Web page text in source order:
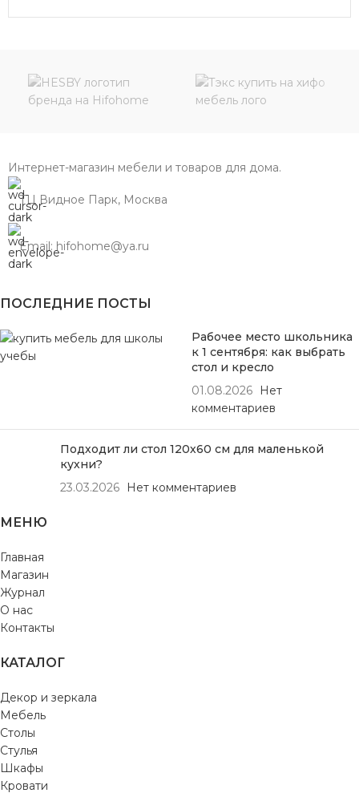
Интернет-магазин мебели и товаров для дома.
ТЦ Видное Парк, Москва
Email: hifohome@ya.ru
ПОСЛЕДНИЕ ПОСТЫ
Рабочее место школьника
к 1 сентября: как выбрать
стол и кресло
01.08.2026
Нет
комментариев
Подходит ли стол 120х60 см для маленькой
кухни?
23.03.2026
Нет комментариев
МЕНЮ
Главная
Магазин
Журнал
О нас
Контакты
КАТАЛОГ
Декор и зеркала
Мебель
Столы
Стулья
Шкафы
Кровати